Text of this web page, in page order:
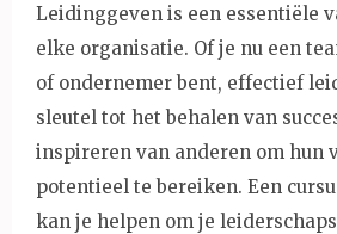
Leidinggeven is een essentiële
elke organisatie. Of je nu een
of ondernemer bent, effectief
sleutel tot het behalen van
inspireren van anderen om hun
potentieel te bereiken. Een
kan je helpen om je